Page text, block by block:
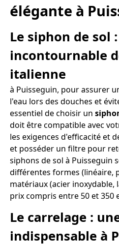
élégante à
Le siphon de sol
incontournable
italienne
à Puisseguin, pour assurer
l'eau lors des douches et
essentiel de choisir un
doit être compatible avec
les exigences d'efficacité et
et posséder un filtre pour
siphons de sol à Puisseguin
différentes formes (linéaire,
matériaux (acier inoxydable,
prix compris entre 50 et 350
Le carrelage :
indispensable à